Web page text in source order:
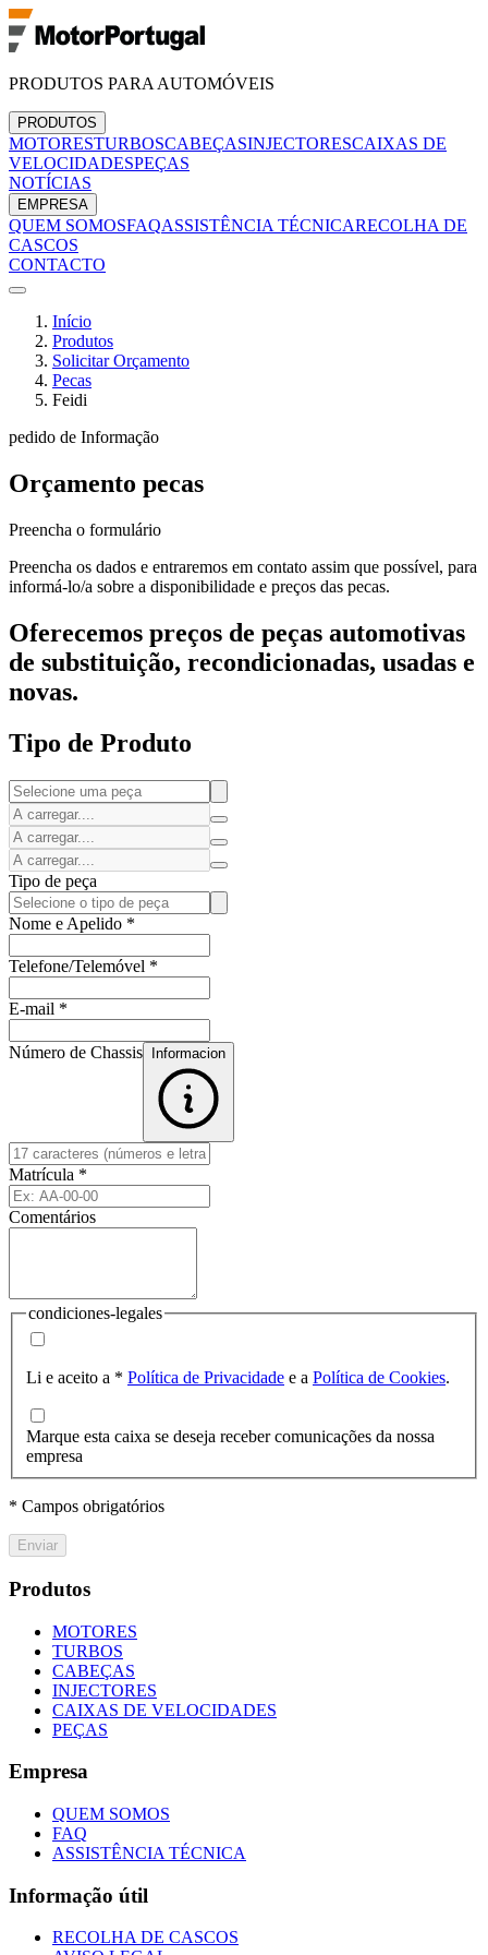
PRODUTOS PARA AUTOMÓVEIS
PRODUTOS
MOTORESTURBOSCABEÇASINJECTORESCAIXAS DE
VELOCIDADESPEÇAS
NOTÍCIAS
EMPRESA
QUEM SOMOSFAQASSISTÊNCIA TÉCNICARECOLHA DE
CASCOS
CONTACTO
Início
Produtos
Solicitar Orçamento
Pecas
Feidi
pedido de Informação
Orçamento pecas
Preencha o formulário
Preencha os dados e entraremos em contato assim que possível, para
informá-lo/a sobre a disponibilidade e preços das pecas.
Oferecemos preços de peças automotivas
de substituição, recondicionadas, usadas e
novas.
Tipo de Produto
Tipo de peça
Nome e Apelido *
Telefone/Telemóvel *
E-mail *
Número de Chassis Informacion
Matrícula *
Comentários
condiciones-legales
Li e aceito a * Política de Privacidade e a Política de Cookies.
Marque esta caixa se deseja receber comunicações da nossa
empresa
* Campos obrigatórios
Enviar
Produtos
MOTORES
TURBOS
CABEÇAS
INJECTORES
CAIXAS DE VELOCIDADES
PEÇAS
Empresa
QUEM SOMOS
FAQ
ASSISTÊNCIA TÉCNICA
Informação útil
RECOLHA DE CASCOS